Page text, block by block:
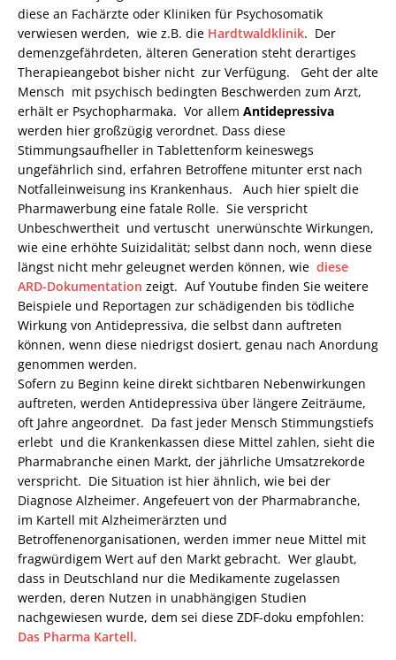
diese an Fachärzte oder Kliniken für Psychosomatik
verwiesen werden, wie z.B. die Hardtwaldklinik. Der
demenzgefährdeten, älteren Generation steht derartiges
Therapieangebot bisher nicht zur Verfügung. Geht der alte
Mensch mit psychisch bedingten Beschwerden zum Arzt,
erhält er Psychopharmaka. Vor allem Antidepressiva
werden hier großzügig verordnet. Dass diese
Stimmungsaufheller in Tablettenform keineswegs
ungefährlich sind, erfahren Betroffene mitunter erst nach
Notfalleinweisung ins Krankenhaus. Auch hier spielt die
Pharmawerbung eine fatale Rolle. Sie verspricht
Unbeschwertheit und vertuscht unerwünschte Wirkungen,
wie eine erhöhte Suizidalität; selbst dann noch, wenn diese
längst nicht mehr geleugnet werden können, wie diese
ARD-Dokumentation zeigt. Auf Youtube finden Sie weitere
Beispiele und Reportagen zur schädigenden bis tödliche
Wirkung von Antidepressiva, die selbst dann auftreten
können, wenn diese niedrigst dosiert, genau nach Anordung
genommen werden.
Sofern zu Beginn keine direkt sichtbaren Nebenwirkungen
auftreten, werden Antidepressiva über längere Zeiträume,
oft Jahre angeordnet. Da fast jeder Mensch Stimmungstiefs
erlebt und die Krankenkassen diese Mittel zahlen, sieht die
Pharmabranche einen Markt, der jährliche Umsatzrekorde
verspricht. Die Situation ist hier ähnlich, wie bei der
Diagnose Alzheimer. Angefeuert von der Pharmabranche,
im Kartell mit Alzheimerärzten und
Betroffenenorganisationen, werden immer neue Mittel mit
fragwürdigem Wert auf den Markt gebracht. Wer glaubt,
dass in Deutschland nur die Medikamente zugelassen
werden, deren Nutzen in unabhängigen Studien
nachgewiesen wurde, dem sei diese ZDF-doku empfohlen:
Das Pharma Kartell.